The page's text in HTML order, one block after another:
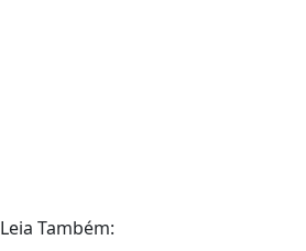
Leia Também: